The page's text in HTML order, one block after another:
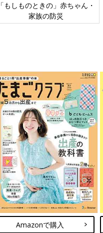
六星占術 細木かおりさんの人生
相談
Amazonで購入